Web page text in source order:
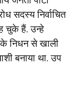
सदस्य निर्वाचित
चुके हैं. उन्हे
के निधन से खाली
बनाया था. उप